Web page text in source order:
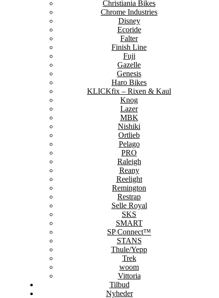
Christiania Bikes
Chrome Industries
Disney
Ecoride
Falter
Finish Line
Fuji
Gazelle
Genesis
Haro Bikes
KLICKfix – Rixen & Kaul
Knog
Lazer
MBK
Nishiki
Ortlieb
Pelago
PRO
Raleigh
Reany
Reelight
Remington
Restrap
Selle Royal
SKS
SMART
SP Connect™
STANS
Thule/Yepp
Trek
woom
Vittoria
Tilbud
Nyheder